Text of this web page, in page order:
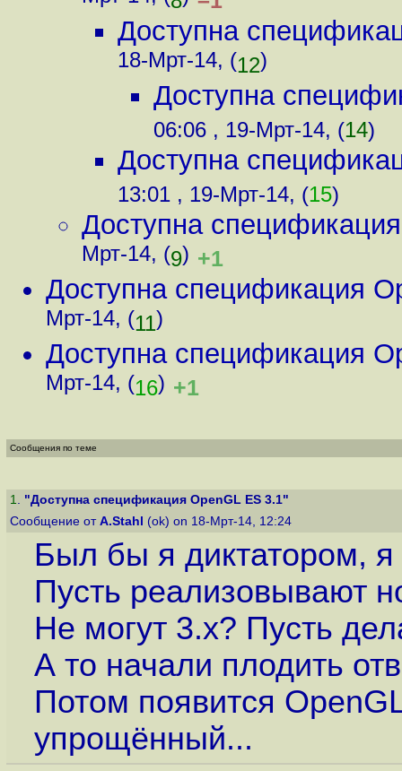
Доступна
18-Мрт-14, (12)
Доступна
06:06 , 19-Мрт-14, (14)
Доступна
13:01 , 19-Мрт-14, (15)
Доступна
Мрт-14, (9) +1
Доступна спецификация
Мрт-14, (11)
Доступна спецификация
Мрт-14, (16) +1
Сообщения по теме
1. "Доступна спецификация OpenGL ES 3.1"
Сообщение от A.Stahl (ok) on 18-Мрт-14, 12:24
Был бы я диктатором,
Пусть реализовывают
Не могут 3.х? Пусть
А то начали плодить
Потом появится
упрощённый...